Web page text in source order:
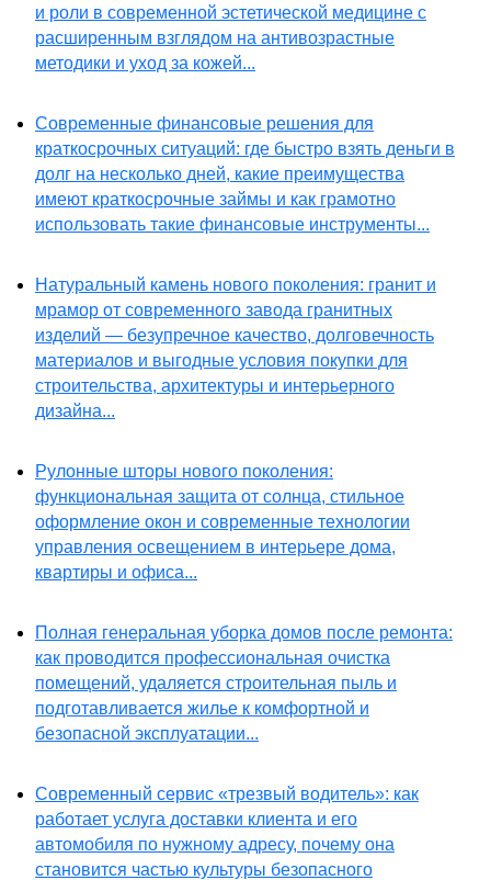
и роли в современной эстетической медицине с
расширенным взглядом на антивозрастные
методики и уход за кожей...
Современные финансовые решения для
краткосрочных ситуаций: где быстро взять деньги в
долг на несколько дней, какие преимущества
имеют краткосрочные займы и как грамотно
использовать такие финансовые инструменты...
Натуральный камень нового поколения: гранит и
мрамор от современного завода гранитных
изделий — безупречное качество, долговечность
материалов и выгодные условия покупки для
строительства, архитектуры и интерьерного
дизайна...
Рулонные шторы нового поколения:
функциональная защита от солнца, стильное
оформление окон и современные технологии
управления освещением в интерьере дома,
квартиры и офиса...
Полная генеральная уборка домов после ремонта:
как проводится профессиональная очистка
помещений, удаляется строительная пыль и
подготавливается жилье к комфортной и
безопасной эксплуатации...
Современный сервис «трезвый водитель»: как
работает услуга доставки клиента и его
автомобиля по нужному адресу, почему она
становится частью культуры безопасного